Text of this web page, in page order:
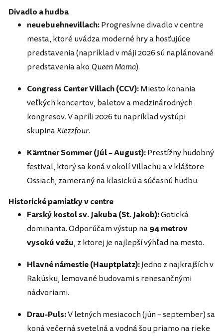
Divadlo a hudba
neuebuehnevillach:Progresívne divadlo v centre
mesta, ktoré uvádza moderné hry a hosťujúce
predstavenia (napríklad v máji 2026 sú naplánované
predstavenia ako Queen Mama).
Congress Center Villach (CCV):Miesto konania
veľkých koncertov, baletov a medzinárodných
kongresov. V apríli 2026 tu napríklad vystúpi
skupinaKlezzfour.
Kärntner Sommer (Júl – August):Prestížny hudobný
festival, ktorý sa koná v okolí Villachu a v kláštore
Ossiach, zameraný na klasickú a súčasnú hudbu.
Historické pamiatky v centre
Farský kostol sv. Jakuba (St. Jakob):Gotická
dominanta. Odporúčam výstup na94 metrov
vysokú vežu, z ktorej je najlepší výhľad na mesto.
Hlavné námestie (Hauptplatz):Jedno z najkrajších v
Rakúsku, lemované budovami s renesančnými
nádvoriami.
Drau-Puls:V letných mesiacoch (jún – september) sa
koná večerná svetelná a vodná šou priamo na rieke